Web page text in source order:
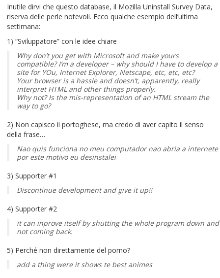
Inutile dirvi che questo database, il Mozilla Uninstall Survey Data,
riserva delle perle notevoli. Ecco qualche esempio dell’ultima
settimana:
1) “Sviluppatore” con le idee chiare
Why don’t you get with Microsoft and make yours
compatible? I’m a developer – why should I have to develop a
site for YOu, Internet Explorer, Netscape, etc, etc, etc?
Your browser is a hassle and doesn’t, apparently, really
interpret HTML and other things properly.
Why not? Is the mis-representation of an HTML stream the
way to go?
2) Non capisco il portoghese, ma credo di aver capito il senso
della frase…
Nao quis funciona no meu computador nao abria a internete
por este motivo eu desinstalei
3) Supporter #1
Discontinue development and give it up!!
4) Supporter #2
it can inprove itself by shutting the whole program down and
not coming back.
5) Perché non direttamente del porno?
add a thing were it shows te best animes